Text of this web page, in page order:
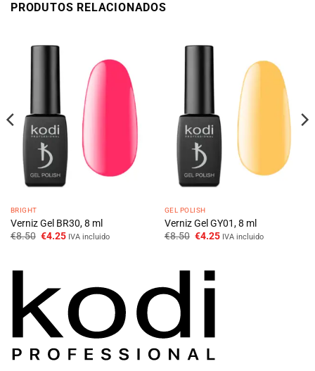
PRODUTOS RELACIONADOS
BRIGHT
Verniz Gel BR30, 8 ml
€8.50 O
€4.25OIVA incluido
GEL POLISH
Verniz Gel GY01, 8 ml
€8.50 O
€8.50.
€4.25OIVA incluido